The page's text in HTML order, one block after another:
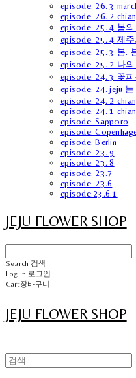
episode. 26. 3
episode. 26. 2
episode. 25. 4 봄
episode. 25. 4 제
episode. 25. 3 봄.
episode. 25. 2 나
episode. 24. 3 꽃
episode. 24. jeju 는
episode. 24. 2
episode. 24. 1
episode. Sapporo
episode.
episode. Berlin
episode. 23. 9
episode. 23. 8
episode. 23.7
episode. 23.6
episode.23.6.1
JEJU FLOWER SHOP
Search 검색
Log In 로그인
Cart장바구니
JEJU FLOWER SHOP